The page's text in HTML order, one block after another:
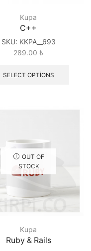
Kupa
C++
SKU: KKPA__693
289.00 ₺
SELECT OPTIONS
OUT OF
STOCK
Kupa
Ruby & Rails